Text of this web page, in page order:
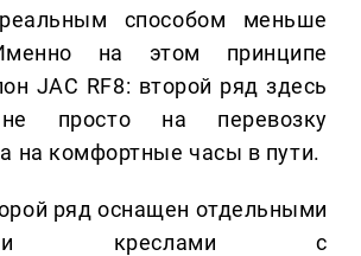
способом меньше
на этом принципе
JAC RF8: второй ряд здесь
не просто на перевозку
на комфортные часы в пути.
ряд оснащен отдельными
креслами с